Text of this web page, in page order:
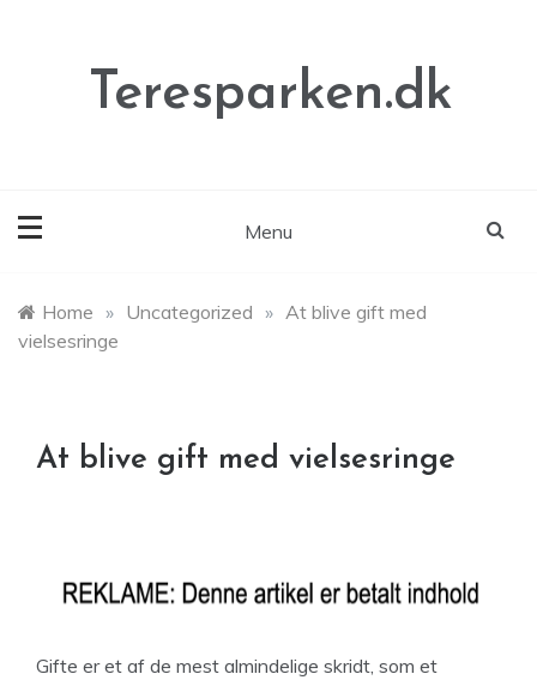
Teresparken.dk
Menu
Home » Uncategorized » At blive gift med
vielsesringe
At blive gift med vielsesringe
Gifte er et af de mest almindelige skridt, som et